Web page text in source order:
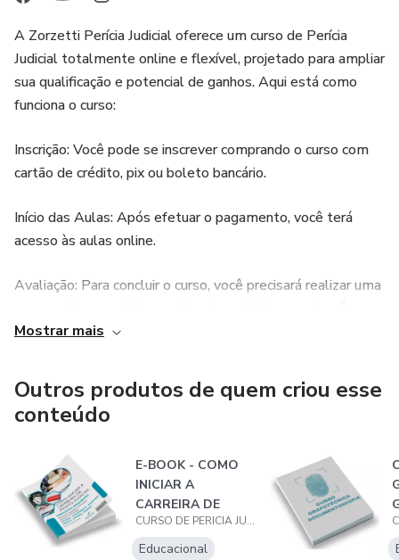
A Zorzetti Perícia Judicial oferece um curso de Perícia
Judicial totalmente online e flexível, projetado para ampliar
sua qualificação e potencial de ganhos. Aqui está como
funciona o curso:
Inscrição: Você pode se inscrever comprando o curso com
cartão de crédito, pix ou boleto bancário.
Início das Aulas: Após efetuar o pagamento, você terá
acesso às aulas online.
Avaliação: Para concluir o curso, você precisará realizar uma
necessário alcançar uma nota mínima de 6 para ser
Certificado: Após a aprovação na avaliação, você poderá
emitir seu certificado imediatamente.
Este curso oferece treinamento especializado em diversas
áreas da perícia judicial, utilizando métodos dinâmicos
desenvolvidos por especialistas na área. Nosso objetivo é
preparar você para ter sucesso no ambiente digital atual,
Mostrar mais
Outros produtos de quem criou esse
conteúdo
E-BOOK - COMO
INICIAR A
CARREIRA DE
PERITO JUDICIAL -
LAUDO...
CURSO DE PERICIA JUDICIAL
Educacional